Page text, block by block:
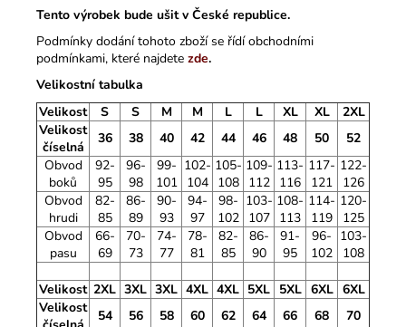
Tento výrobek bude ušit v České republice.
Podmínky dodání tohoto zboží se řídí obchodními
podmínkami, které najdete zde.
Velikostní tabulka
Velikost
S S M M L L XL XL
2XL
Velikost
číselná
36 38 40 42 44 46 48 50
52
Obvod
boků
92-
95
96-
98
99-
101
102-
104
105-
108
109-
112
113-
116
117-
121
122-
126
Obvod
hrudi
82-
85
86-
89
90-
93
94-
97
98-
102
103-
107
108-
113
114-
119
120-
125
Obvod
pasu
66-
69
70-
73
74-
77
78-
81
82-
85
86-
90
91-
95
96-
102
103-
108
Velikost 2XL 3XL 3XL 4XL 4XL 5XL 5XL 6XL 6XL
Velikost
54 56 58 60 62 64 66 68
70